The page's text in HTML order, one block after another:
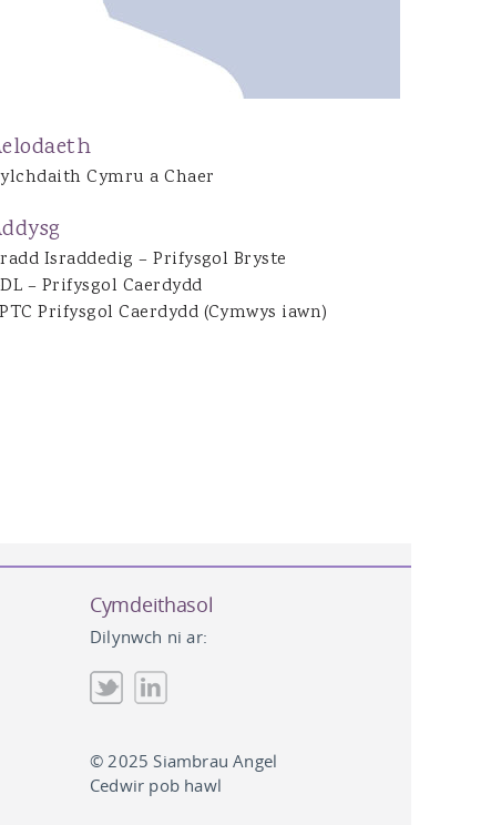
Emily Bennett
Henrietta Gilchrist
Nia Mathews
Cymru a Chaer
Israddedig – Prifysgol Bryste
– Prifysgol Caerdydd
Prifysgol Caerdydd (Cymwys iawn)
Cymdeithasol
Dilynwch ni ar:
© 2025 Siambrau Angel
Cedwir pob hawl